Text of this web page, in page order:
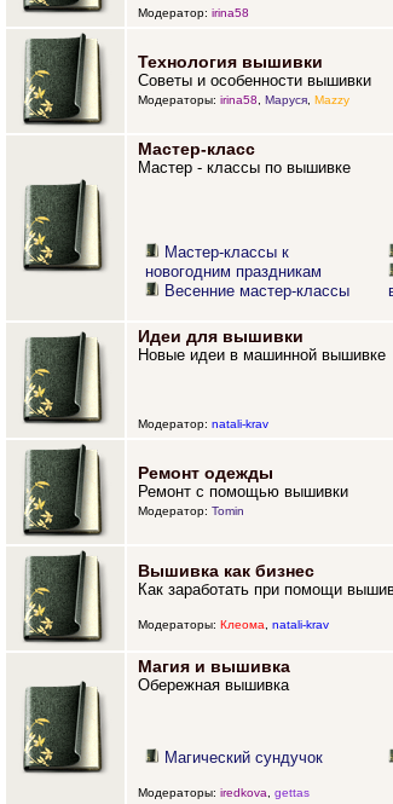
Модератор: irina58
Технология вышивки
Советы и особенности вышивки
Модераторы: irina58, Маруся, Mazzy
Мастер-класс
Мастер - классы по вышивке
Мастер-классы к
новогодним праздникам
Весенние мастер-классы
Идеи для вышивки
Новые идеи в машинной вышивке
Модератор: natali-krav
Ремонт одежды
Ремонт с помощью вышивки
Модератор: Tomin
Вышивка как бизнес
Как заработать при помощи
Модераторы: Клеома, natali-krav
Магия и вышивка
Обережная вышивка
Магический сундучок
Модераторы: iredkova gettas